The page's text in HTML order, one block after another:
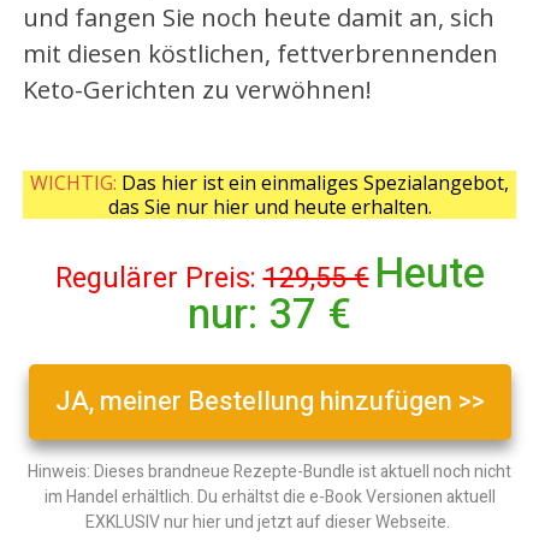
und fangen Sie noch heute damit an, sich
mit diesen köstlichen, fettverbrennenden
Keto-Gerichten zu verwöhnen!
WICHTIG: Das hier ist ein einmaliges Spezialangebot,
das Sie nur hier und heute erhalten.
Regulärer Preis:129,55 € Heute
nur: 37 €
JA, meiner Bestellung hinzufügen >>
Hinweis: Dieses brandneue Rezepte-Bundle ist aktuell noch nicht
im Handel erhältlich. Du erhältst die e-Book Versionen aktuell
EXKLUSIV nur hier und jetzt auf dieser Webseite.